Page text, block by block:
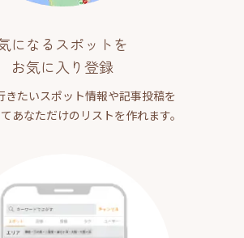
になるスポットを
お気に入り登録
きたいスポット情報や記事投稿を
あなただけのリストを作れます。